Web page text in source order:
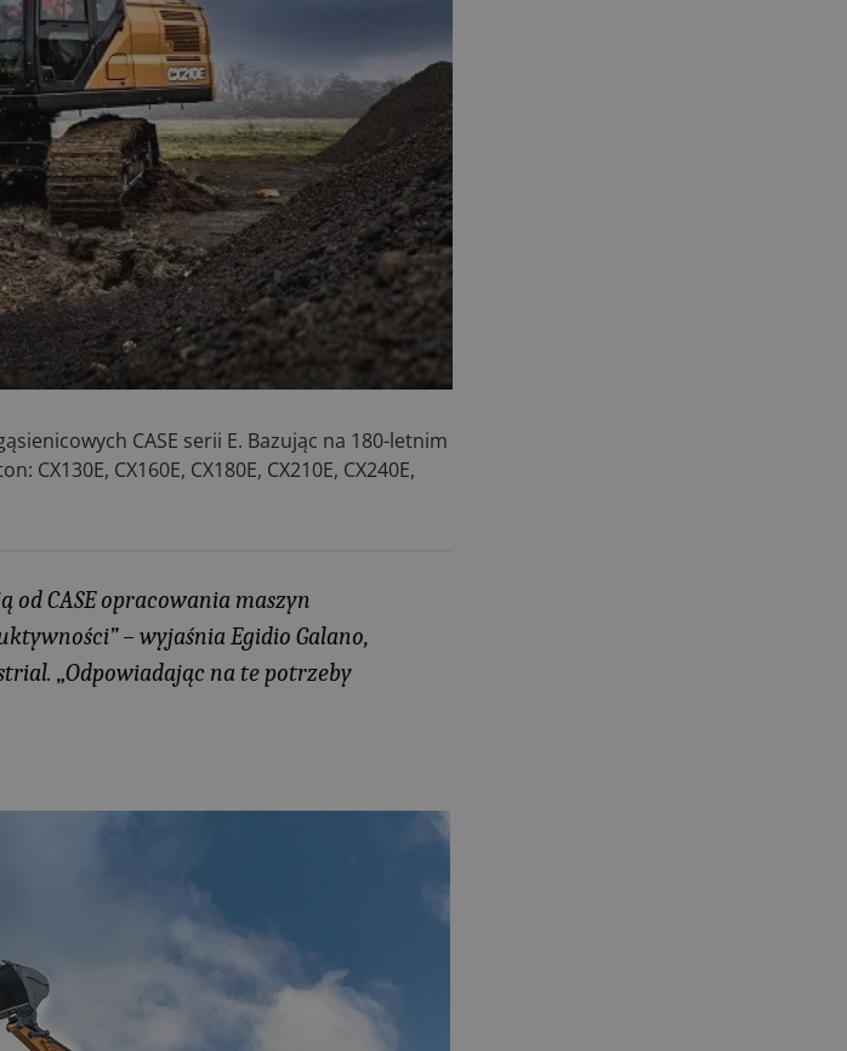
CASE serii E. Bazując na 180-letnim
CX160E, CX180E, CX210E, CX240E,
CASE opracowania maszyn
– wyjaśnia Egidio Galano,
„Odpowiadając na te potrzeby